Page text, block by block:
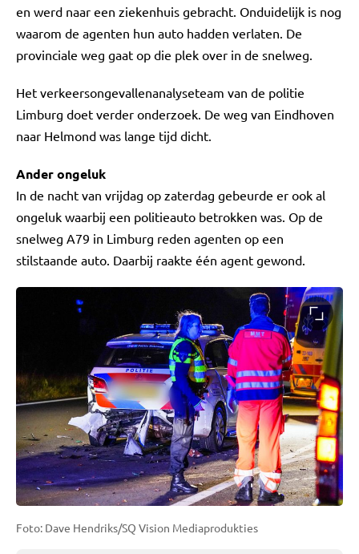
en werd naar een ziekenhuis gebracht. Onduidelijk is nog
waarom de agenten hun auto hadden verlaten. De
provinciale weg gaat op die plek over in de snelweg.
Het verkeersongevallenanalyseteam van de politie
Limburg doet verder onderzoek. De weg van Eindhoven
naar Helmond was lange tijd dicht.
Ander ongeluk
In de nacht van vrijdag op zaterdag gebeurde er ook al
ongeluk waarbij een politieauto betrokken was. Op de
snelweg A79 in Limburg reden agenten op een
stilstaande auto. Daarbij raakte één agent gewond.
Foto: Dave Hendriks/SQ Vision Mediaprodukties